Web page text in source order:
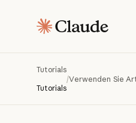
Tutorials
Tutorials
/Verwenden Sie